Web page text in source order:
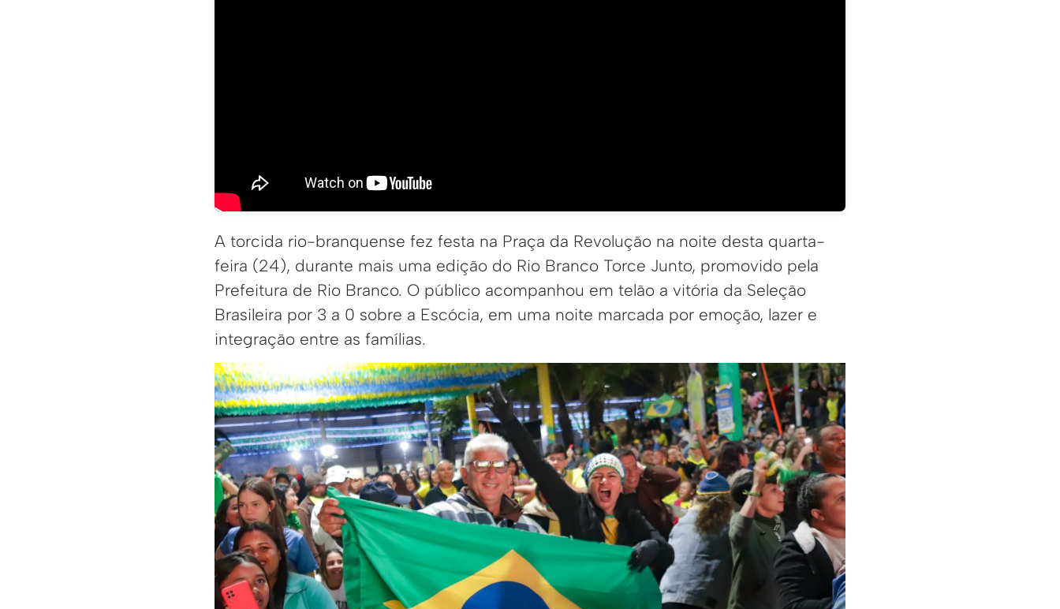
A torcida rio-branquense fez festa na Praça da Revolução na noite desta quarta-
feira (24), durante mais uma edição do Rio Branco Torce Junto, promovido pela
Prefeitura de Rio Branco. O público acompanhou em telão a vitória da Seleção
Brasileira por 3 a 0 sobre a Escócia, em uma noite marcada por emoção, lazer e
integração entre as famílias.